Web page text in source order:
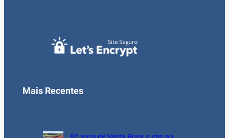
Mais Recentes